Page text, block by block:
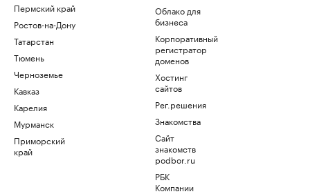
Пермский край
Ростов-на-Дону
Татарстан
Тюмень
Черноземье
Кавказ
Карелия
Мурманск
Приморский
край
Облако для
бизнеса
Корпоративный
регистратор
доменов
Хостинг
сайтов
Рег.решения
Знакомства
Сайт
знакомств
podbor.ru
РБК
Компании